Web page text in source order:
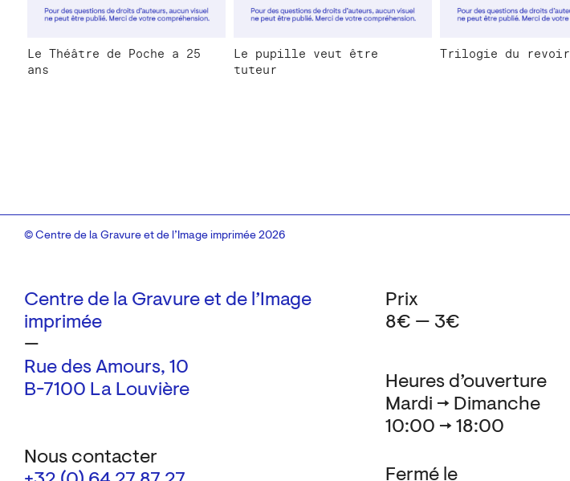
Le Théâtre de Poche a 25
ans
Le pupille veut être
tuteur
Trilogie du revoir
Centre de la Gravure et de l’Image
imprimée
—
Rue des Amours, 10
B-7100 La Louvière
Nous contacter
Heures d’ouverture
Mardi → Dimanche
10:00 → 18:00
Fermé le
Prix
8€ — 3€
© Centre de la Gravure et de l’Image imprimée 2026